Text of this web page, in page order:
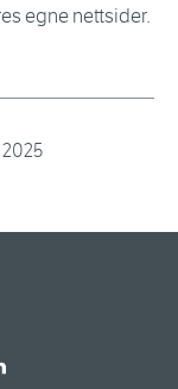
egne nettsider.